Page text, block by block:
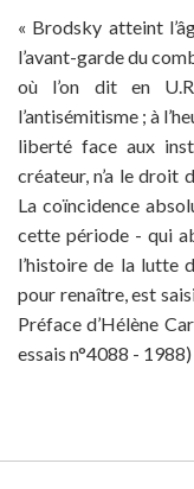
« Brodsky atteint
l’avant-garde du
où l’on dit en
l’antisémitisme ; à
liberté face aux
créateur, n’a le droit
La coïncidence
cette période - qui
l’histoire de la lutte
pour renaître, est
Préface d’Hélène
essais n°4088 - 1988)